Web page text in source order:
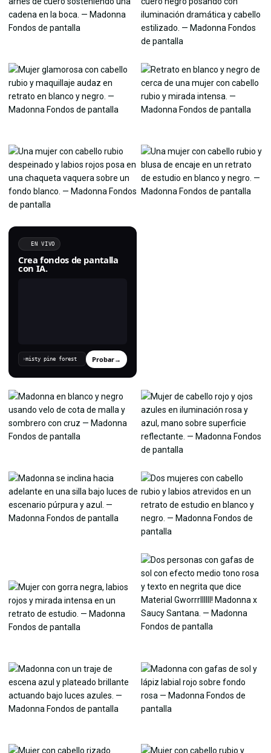
EN VIVO
Crea fondos de pantalla
con IA.
› Probar→